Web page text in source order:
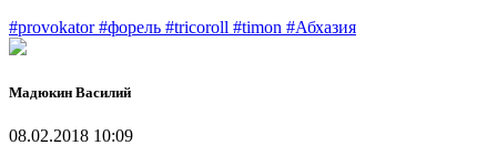
#provokator#форель #tricoroll #timon #Абхазия
Мадюкин Василий
08.02.2018 10:09